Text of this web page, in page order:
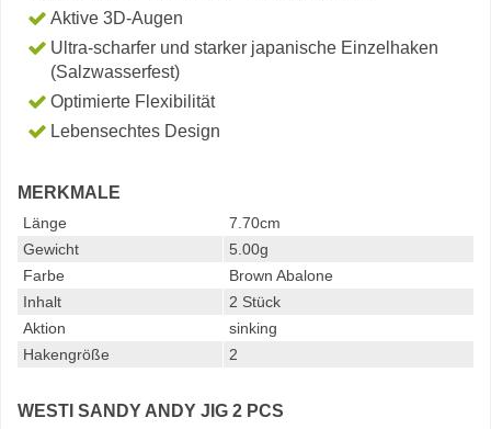
Aktive 3D-Augen
Ultra-scharfer und starker japanische Einzelhaken
(Salzwasserfest)
Optimierte Flexibilität
Lebensechtes Design
MERKMALE
Länge
7.70cm
Gewicht
5.00g
Farbe
Brown Abalone
Inhalt
2 Stück
Aktion
sinking
Hakengröße
2
WESTI SANDY ANDY JIG 2 PCS